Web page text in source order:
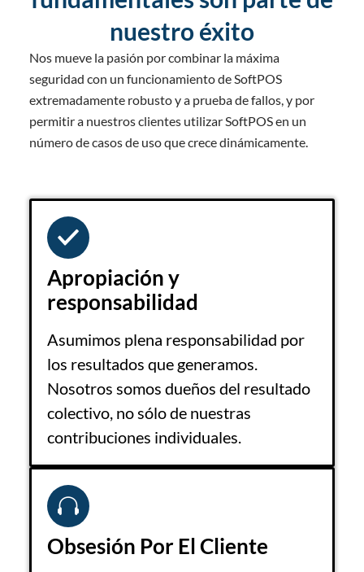
nuestro éxito
Nos mueve la pasión por combinar la máxima
seguridad con un funcionamiento de SoftPOS
extremadamente robusto y a prueba de fallos, y por
permitir a nuestros clientes utilizar SoftPOS en un
número de casos de uso que crece dinámicamente.
Apropiación y
responsabilidad
Asumimos plena responsabilidad por
los resultados que generamos.
Nosotros somos dueños del resultado
colectivo, no sólo de nuestras
contribuciones individuales.
Obsesión Por El Cliente